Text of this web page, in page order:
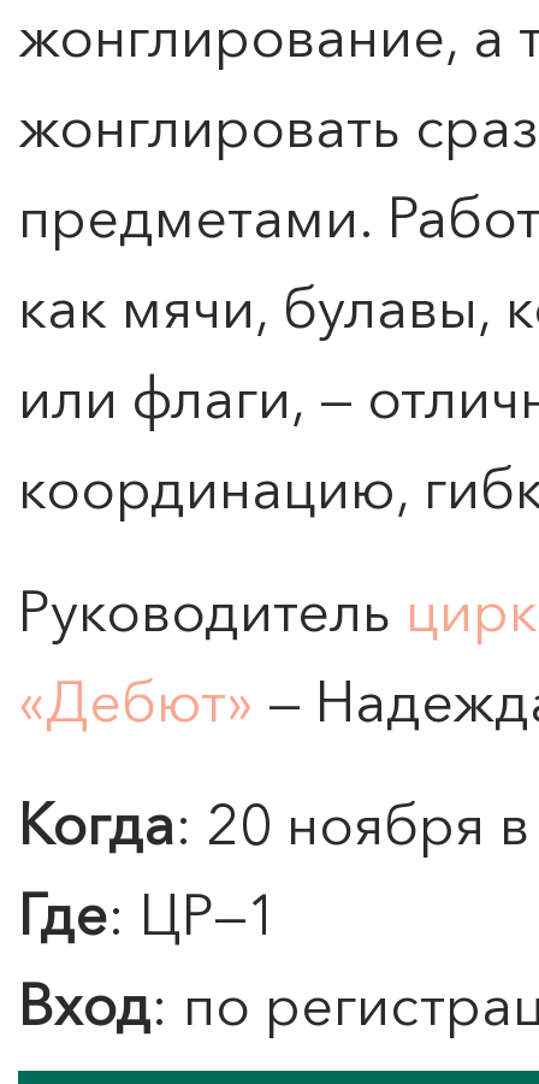
ПОИСК ПО МЕРОПРИЯТИЯМ
жонглирование, а
жонглировать
предметами.
как мячи, булавы,
или флаги, —
координацию,
Руководитель
«Дебют» —
Когда: 20 ноября
Где: ЦР—1
Вход: по
0 ">
ЧТО ЗНАЕТ О ЛЮБВИ
ЛЮБОВЬ… Концерт Анны
Берлинской
Подробнее